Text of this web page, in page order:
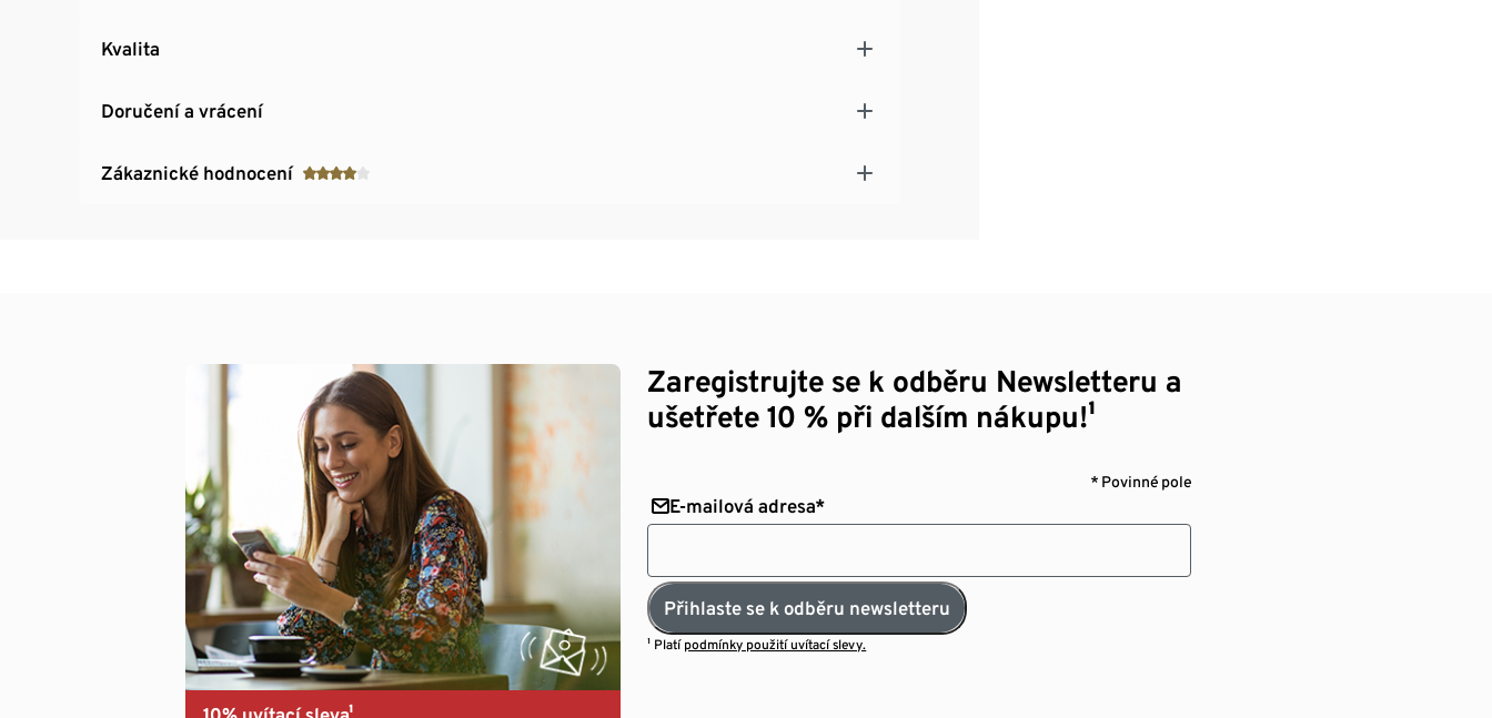
Kvalita
Doručení a vrácení
Zákaznické hodnocení
Zaregistrujte se k odběru Newsletteru a
ušetřete 10 % při dalším nákupu!¹
* Povinné pole
E-mailová adresa*
Přihlaste se k odběru newsletteru
¹ Platí podmínky použití uvítací slevy.